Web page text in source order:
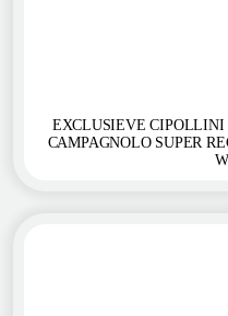
EXCLUSIEVE CIPOLLINI
CAMPAGNOLO SUPER